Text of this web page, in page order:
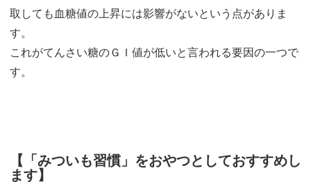
取しても血糖値の上昇には影響がないという点がありま
す。
これがてんさい糖のＧＩ値が低いと言われる要因の一つで
す。
【 「みついも習慣」をおやつとしておすすめし
ます】